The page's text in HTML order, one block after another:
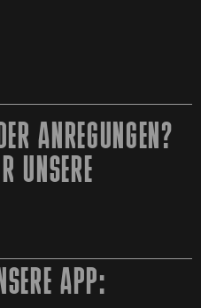
ANREGUNGEN?
UNSERE
APP: